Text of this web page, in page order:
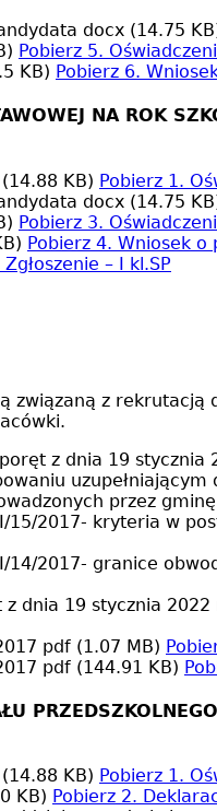
docx (14.75
Pobierz 5.
KB) Pobierz 6.
NA ROK
KB) Pobierz 1.
docx (14.75
Pobierz 3.
Pobierz 4. Wniosek o
Zgłoszenie – I kl.SP
związaną z
z dnia 19
uzupełniającym
przez
15/2017- kryteria w
14/2017- granice
dnia 19 stycznia 2022
pdf (1.07 MB)
pdf (144.91 KB)
KB) Pobierz 1.
KB) Pobierz 2.